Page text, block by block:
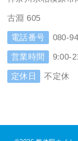
古淵 605
電話番号 080-
営業時間 9:00-
定休日 不定休